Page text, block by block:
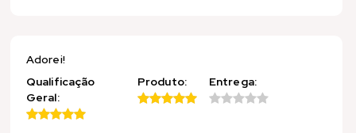
Adorei!
Qualificação
Geral:
Produto: Entrega: